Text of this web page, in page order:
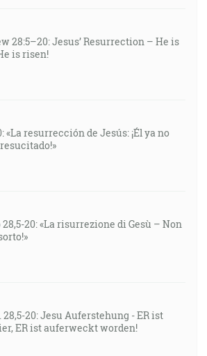
28:5–20: Jesus’ Resurrection – He is
is risen!
«La resurrección de Jesús: ¡Él ya no
20: «La risurrezione di Gesù – Non
20: Jesu Auferstehung - ER ist
ER ist auferweckt worden!